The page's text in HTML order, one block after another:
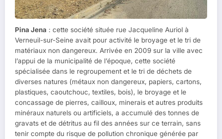
Pina Jena : cette société située rue Jacqueline Auriol à
Verneuil-sur-Seine avait pour activité le broyage et le tri de
matériaux non dangereux. Arrivée en 2009 sur la ville avec
l’appui de la municipalité de l’époque, cette société
spécialisée dans le regroupement et le tri de déchets de
diverses natures (métaux non dangereux, papiers, cartons,
plastiques, caoutchouc, textiles, bois), le broyage et le
concassage de pierres, cailloux, minerais et autres produits
minéraux naturels ou artificiels, a accumulé des tonnes de
gravats et de détritus au fil des années sur ce terrain, sans
tenir compte du risque de pollution chronique générée par